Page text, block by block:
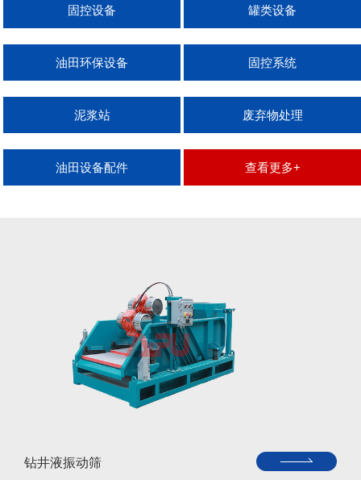
固控设备 罐类设备
油田环保设备 固控系统
泥浆站 废弃物处理
油田设备配件 查看更多+
钻井液振动筛